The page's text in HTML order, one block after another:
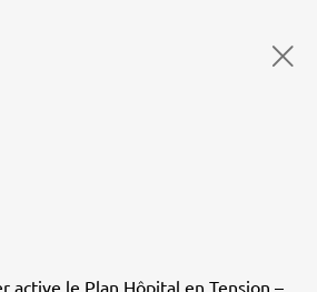
active le Plan Hôpital en Tension –